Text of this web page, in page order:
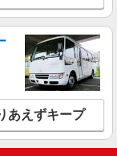
なし）
（経験・能力等に
〜10,936円（深
川島町1219-1
を見る
あえずキープ